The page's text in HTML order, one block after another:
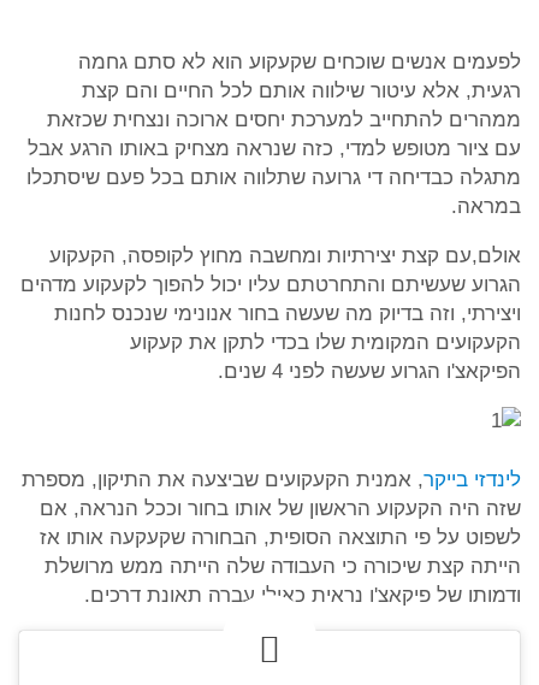
לפעמים אנשים שוכחים שקעקוע הוא לא סתם גחמה
רגעית, אלא עיטור שילווה אותם לכל החיים והם קצת
ממהרים להתחייב למערכת יחסים ארוכה ונצחית שכזאת
עם ציור מטופש למדי, כזה שנראה מצחיק באותו הרגע אבל
מתגלה כבדיחה די גרועה שתלווה אותם בכל פעם שיסתכלו
במראה.
אולם,עם קצת יצירתיות ומחשבה מחוץ לקופסה, הקעקוע
הגרוע שעשיתם והתחרטתם עליו יכול להפוך לקעקוע מדהים
ויצירתי, וזה בדיוק מה שעשה בחור אנונימי שנכנס לחנות
הקעקועים המקומית שלו בכדי לתקן את קעקוע
הפיקאצ'ו הגרוע שעשה לפני 4 שנים.
לינדזי בייקר, אמנית הקעקועים שביצעה את התיקון, מספרת
שזה היה הקעקוע הראשון של אותו בחור וככל הנראה, אם
לשפוט על פי התוצאה הסופית, הבחורה שקעקעה אותו אז
הייתה קצת שיכורה כי העבודה שלה הייתה ממש מרושלת
ודמותו של פיקאצ'ו נראית כאילו עברה תאונת דרכים.